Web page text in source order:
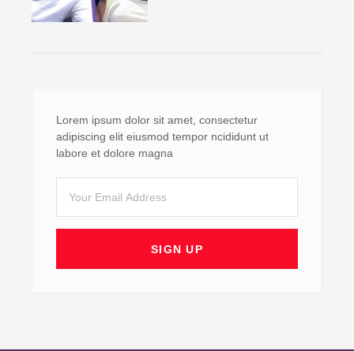
Lorem ipsum dolor sit amet, consectetur
adipiscing elit eiusmod tempor ncididunt ut
labore et dolore magna
SIGN UP